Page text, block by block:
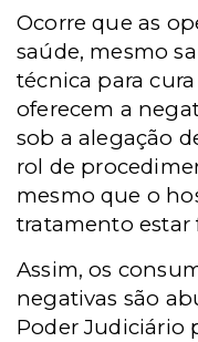
Ocorre que as
saúde, mesmo
técnica para
oferecem a
sob a alegação
rol de
mesmo que o
tratamento estar
Assim, os
negativas são
Poder Judiciário